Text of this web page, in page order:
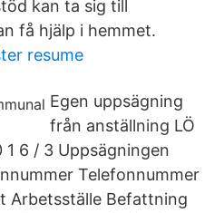
kan ta sig till
få hjälp i hemmet.
resume
Egen uppsägning
från anställning LÖ
1 6 / 3 Uppsägningen
Telefonnummer
Arbetsställe Befattning